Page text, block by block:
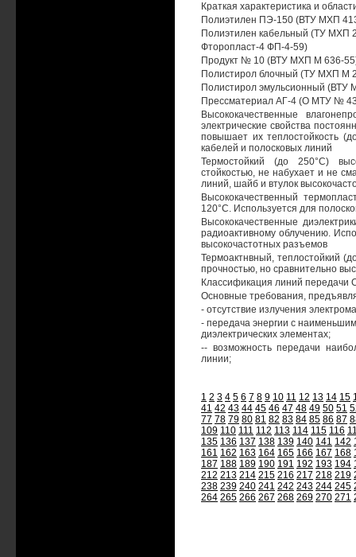
Краткая характеристика и
Полиэтилен ПЭ-150 (ВТУ МХП
Полиэтилен кабельный (ТУ МХП
Фторопласт-4 ФП-4-59)
Продукт № 10 (ВТУ МХП М 636-
Полистирол блочный (ТУ МХП М
Полистирол эмульсионный (ВТУ
Прессматериал АГ-4 (О МТУ №
Высококачественные
электрические свойства
повышает их теплостойкость
кабелей и полосковых линий
Термостойкий (до 250°С)
стойкостью, не набухает и не
линий, шайб и втулок
Высококачественный
120°С. Используется для
Высококачественные
радиоактивному облучению.
высокочастотных разъемов
Термоактнвный, теплостойкий
прочностью, но сравнительно
Классификация линий передачи
Основные требования,
- отсутствие излучения
- передача энергии с
диэлектрических элементах;
-- возможность передачи
линии;
1 2 3 4 5 6 7 8 9 10 11 12 13 14 15
41 42 43 44 45 46 47 48 49 50 51
77 78 79 80 81 82 83 84 85 86 87
109 110 111 112 113 114 115 116
135 136 137 138 139 140 141 142
161 162 163 164 165 166 167 168
187 188 189 190 191 192 193 194
212 213 214 215 216 217 218 219
238 239 240 241 242 243 244 245
264 265 266 267 268 269 270 271